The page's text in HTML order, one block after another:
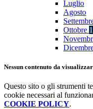
Luglio
Agosto
Ottobre
Nessun contenuto da
Questo sito o gli strumenti
cookie necessari al
COOKIE POLICY.